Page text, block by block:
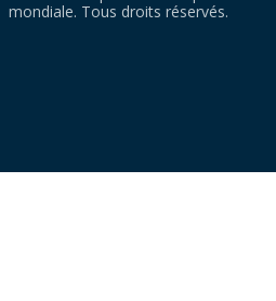
mondiale. Tous droits réservés.